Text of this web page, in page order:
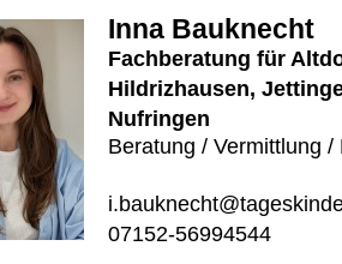
Inna Bauknecht
Fachberatung für
Hildrizhausen,
Nufringen
Beratung / Vermittlung /
07152-56994544